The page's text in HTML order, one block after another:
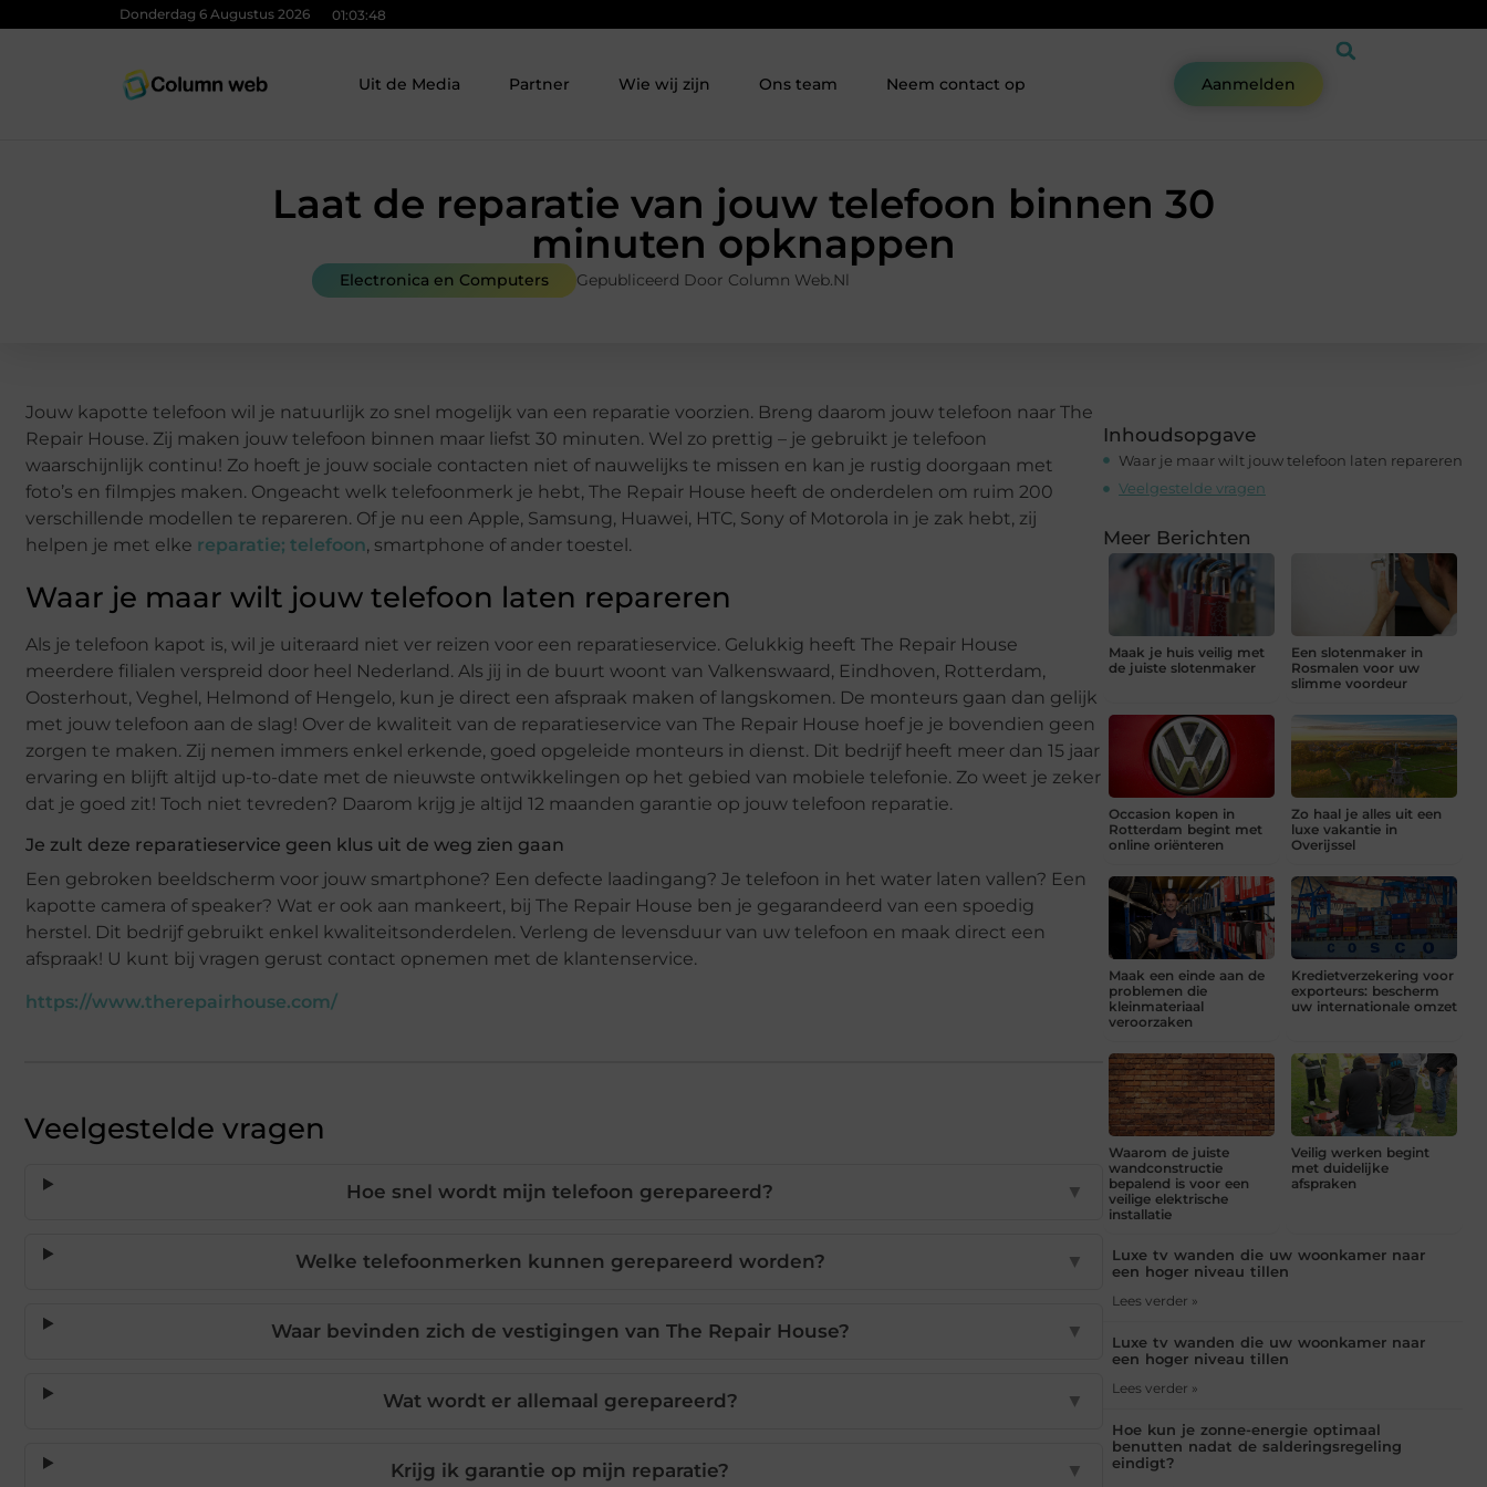
Donderdag 6 Augustus 2026 01:03:49
Uit de Media Partner Wie wij zijn Ons team Neem contact op Aanmelden
Laat de reparatie van jouw telefoon binnen 30
minuten opknappen
Electronica en Computers Gepubliceerd Door Column Web.nl
Jouw kapotte telefoon wil je natuurlijk zo snel mogelijk van een reparatie voorzien. Breng daarom jouw telefoon naar The
Repair House. Zij maken jouw telefoon binnen maar liefst 30 minuten. Wel zo prettig – je gebruikt je telefoon
waarschijnlijk continu! Zo hoeft je jouw sociale contacten niet of nauwelijks te missen en kan je rustig doorgaan met
foto’s en filmpjes maken. Ongeacht welk telefoonmerk je hebt, The Repair House heeft de onderdelen om ruim 200
verschillende modellen te repareren. Of je nu een Apple, Samsung, Huawei, HTC, Sony of Motorola in je zak hebt, zij
helpen je met elke reparatie; telefoon, smartphone of ander toestel.
Waar je maar wilt jouw telefoon laten repareren
Als je telefoon kapot is, wil je uiteraard niet ver reizen voor een reparatieservice. Gelukkig heeft The Repair House
meerdere filialen verspreid door heel Nederland. Als jij in de buurt woont van Valkenswaard, Eindhoven, Rotterdam,
Oosterhout, Veghel, Helmond of Hengelo, kun je direct een afspraak maken of langskomen. De monteurs gaan dan gelijk
met jouw telefoon aan de slag! Over de kwaliteit van de reparatieservice van The Repair House hoef je je bovendien geen
zorgen te maken. Zij nemen immers enkel erkende, goed opgeleide monteurs in dienst. Dit bedrijf heeft meer dan 15 jaar
ervaring en blijft altijd up-to-date met de nieuwste ontwikkelingen op het gebied van mobiele telefonie. Zo weet je zeker
dat je goed zit! Toch niet tevreden? Daarom krijg je altijd 12 maanden garantie op jouw telefoon reparatie.
Je zult deze reparatieservice geen klus uit de weg zien gaan
Een gebroken beeldscherm voor jouw smartphone? Een defecte laadingang? Je telefoon in het water laten vallen? Een
kapotte camera of speaker? Wat er ook aan mankeert, bij The Repair House ben je gegarandeerd van een spoedig
herstel. Dit bedrijf gebruikt enkel kwaliteitsonderdelen. Verleng de levensduur van uw telefoon en maak direct een
afspraak! U kunt bij vragen gerust contact opnemen met de klantenservice.
https://www.therepairhouse.com/
Veelgestelde vragen
Hoe snel wordt mijn telefoon gerepareerd? ▼
Welke telefoonmerken kunnen gerepareerd worden? ▼
Waar bevinden zich de vestigingen van The Repair House? ▼
Wat wordt er allemaal gerepareerd? ▼
Krijg ik garantie op mijn reparatie? ▼
Inhoudsopgave
Waar je maar wilt jouw telefoon laten repareren
Veelgestelde vragen
Meer Berichten
Maak je huis veilig met
de juiste slotenmaker
Een slotenmaker in
Rosmalen voor uw
slimme voordeur
Occasion kopen in
Rotterdam begint met
online oriënteren
Zo haal je alles uit een
luxe vakantie in
Overijssel
Maak een einde aan de
problemen die
kleinmateriaal
veroorzaken
Kredietverzekering voor
exporteurs: bescherm
uw internationale omzet
Waarom de juiste
wandconstructie
bepalend is voor een
veilige elektrische
installatie
Veilig werken begint
met duidelijke
afspraken
Luxe tv wanden die uw woonkamer naar
een hoger niveau tillen
Lees verder »
Luxe tv wanden die uw woonkamer naar
een hoger niveau tillen
Lees verder »
Hoe kun je zonne-energie optimaal
benutten nadat de salderingsregeling
eindigt?